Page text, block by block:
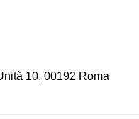
10, 00192 Roma